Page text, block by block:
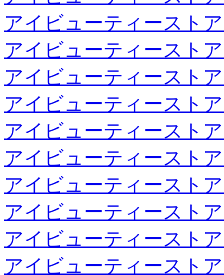
アイビューティースト
アイビューティースト
アイビューティースト
アイビューティースト
アイビューティースト
アイビューティースト
アイビューティースト
アイビューティースト
アイビューティースト
アイビューティースト